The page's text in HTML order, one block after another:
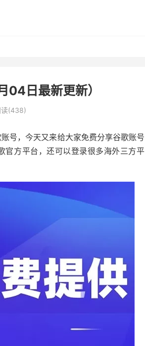
日最新更新）
读(438)
号，今天又来给大家免费分享谷歌账号
官方平台，还可以登录很多海外三方平